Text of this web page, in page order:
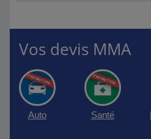
Vos devis MMA
Auto Santé